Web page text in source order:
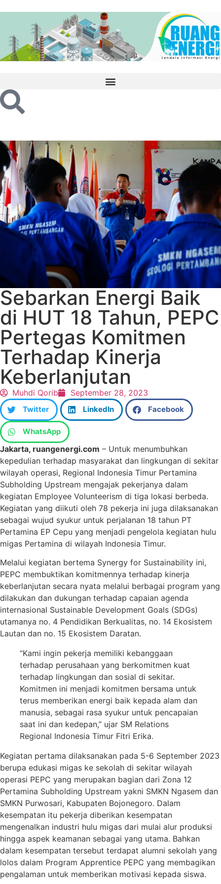
Sebarkan Energi Baik
di HUT 18 Tahun, PEPC
Pertegas Komitmen
Terhadap Kinerja
Keberlanjutan
Muhdi Qorib September 28, 2023
Twitter LinkedIn Facebook
WhatsApp
Jakarta, ruangenergi.com – Untuk menumbuhkan
kepedulian terhadap masyarakat dan lingkungan di sekitar
wilayah operasi, Regional Indonesia Timur Pertamina
Subholding Upstream mengajak pekerjanya dalam
kegiatan Employee Volunteerism di tiga lokasi berbeda.
Kegiatan yang diikuti oleh 78 pekerja ini juga dilaksanakan
sebagai wujud syukur untuk perjalanan 18 tahun PT
Pertamina EP Cepu yang menjadi pengelola kegiatan hulu
migas Pertamina di wilayah Indonesia Timur.
Melalui kegiatan bertema Synergy for Sustainability ini,
PEPC membuktikan komitmennya terhadap kinerja
keberlanjutan secara nyata melalui berbagai program yang
dilakukan dan dukungan terhadap capaian agenda
internasional Sustainable Development Goals (SDGs)
utamanya no. 4 Pendidikan Berkualitas, no. 14 Ekosistem
Lautan dan no. 15 Ekosistem Daratan.
“Kami ingin pekerja memiliki kebanggaan
terhadap perusahaan yang berkomitmen kuat
terhadap lingkungan dan sosial di sekitar.
Komitmen ini menjadi komitmen bersama untuk
terus memberikan energi baik kepada alam dan
manusia, sebagai rasa syukur untuk pencapaian
saat ini dan kedepan,” ujar SM Relations
Regional Indonesia Timur Fitri Erika.
Kegiatan pertama dilaksanakan pada 5-6 September 2023
berupa edukasi migas ke sekolah di sekitar wilayah
operasi PEPC yang merupakan bagian dari Zona 12
Pertamina Subholding Upstream yakni SMKN Ngasem dan
SMKN Purwosari, Kabupaten Bojonegoro. Dalam
kesempatan itu pekerja diberikan kesempatan
mengenalkan industri hulu migas dari mulai alur produksi
hingga aspek keamanan sebagai yang utama. Bahkan
dalam kesempatan tersebut terdapat alumni sekolah yang
lolos dalam Program Apprentice PEPC yang membagikan
pengalaman untuk memberikan motivasi kepada siswa.